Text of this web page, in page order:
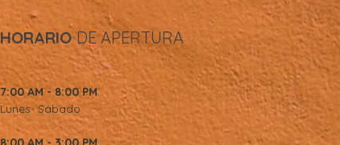
HORARIODE APERTURA
7:00 AM - 8:00 PM
Lunes- Sábado